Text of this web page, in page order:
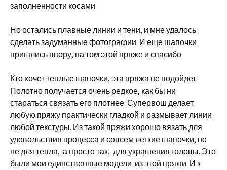
заполненности косами.
Но остались плавные линии и тени, и мне удалось
сделать задуманные фотографии. И еще шапочки
пришлись впору, на том этой пряже и спасибо.
Кто хочет теплые шапочки, эта пряжа не подойдет.
Полотно получается очень редкое, как бы ни
стараться связать его плотнее. Супервош делает
любую пряжу практически гладкой и размывает линии
любой текстуры. Из такой пряжи хорошо вязать для
удовольствия процесса и совсем легкие шапочки, но
не для тепла, а просто так, для украшения головы. Это
были мои единственные модели из этой пряжи. И к